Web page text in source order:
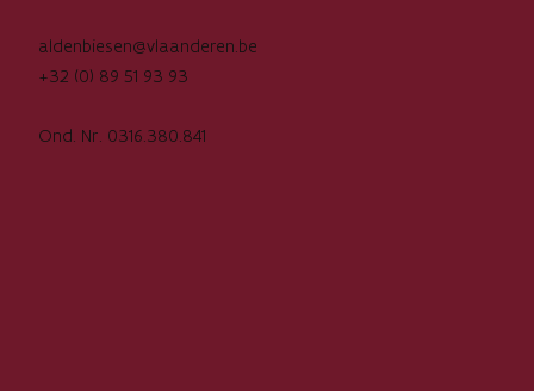
aldenbiesen@vlaanderen.be
+32 (0) 89 51 93 93
Ond. Nr. 0316.380.841